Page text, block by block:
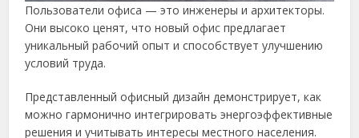
Пользователи офиса — это инженеры и архитекторы.
Они высоко ценят, что новый офис предлагает
уникальный рабочий опыт и способствует улучшению
условий труда.
Представленный офисный дизайн демонстрирует, как
можно гармонично интегрировать энергоэффективные
решения и учитывать интересы местного населения.